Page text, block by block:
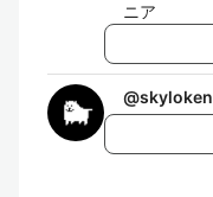
ニア
@skyloken